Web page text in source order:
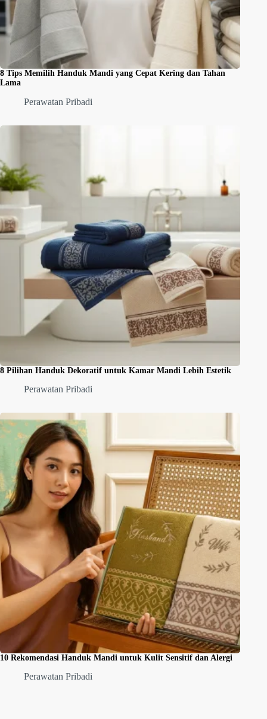
8 Tips Memilih Handuk Mandi yang Cepat Kering dan Tahan
Lama
Perawatan Pribadi
8 Pilihan Handuk Dekoratif untuk Kamar Mandi Lebih Estetik
Perawatan Pribadi
10 Rekomendasi Handuk Mandi untuk Kulit Sensitif dan Alergi
Perawatan Pribadi